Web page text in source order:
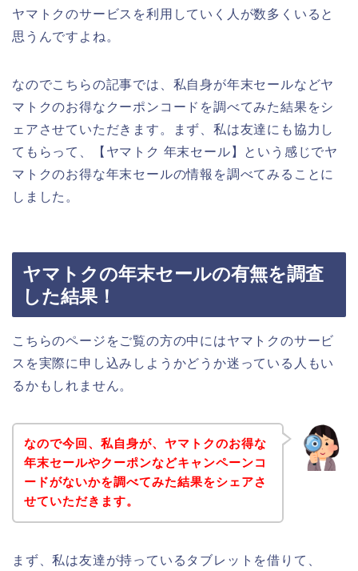
ヤマトクのサービスを利用していく人が数多くいると
思うんですよね。
なのでこちらの記事では、私自身が年末セールなどヤ
マトクのお得なクーポンコードを調べてみた結果をシ
ェアさせていただきます。まず、私は友達にも協力し
てもらって、【ヤマトク 年末セール】という感じでヤ
マトクのお得な年末セールの情報を調べてみることに
しました。
ヤマトクの年末セールの有無を調査
した結果！
こちらのページをご覧の方の中にはヤマトクのサービ
スを実際に申し込みしようかどうか迷っている人もい
るかもしれません。
なので今回、私自身が、ヤマトクのお得な
年末セールやクーポンなどキャンペーンコ
ードがないかを調べてみた結果をシェアさ
せていただきます。
まず、私は友達が持っているタブレットを借りて、